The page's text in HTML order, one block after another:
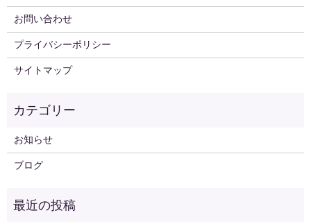
お問い合わせ
プライバシーポリシー
サイトマップ
お知らせ
ブログ